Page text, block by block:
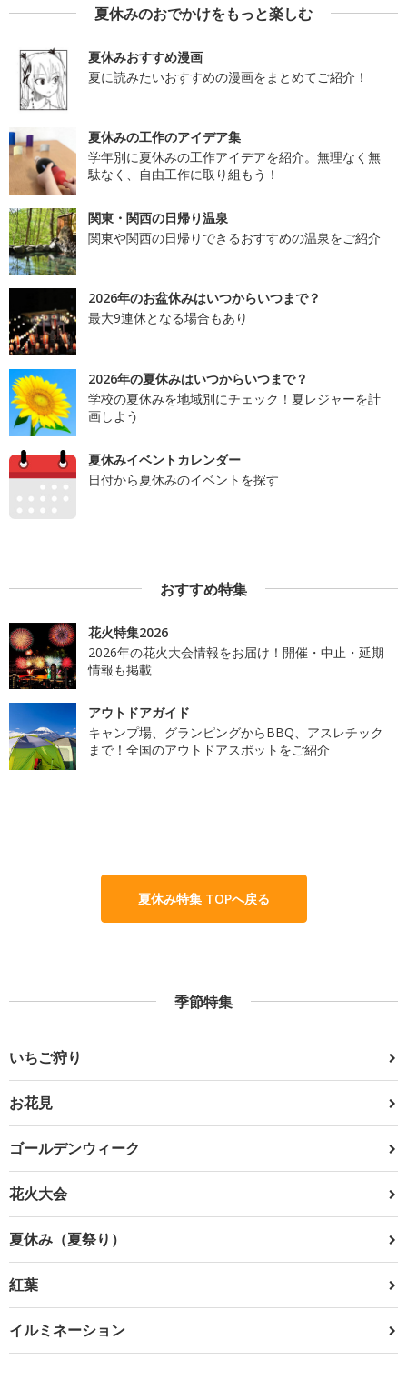
夏休みのおでかけをもっと楽しむ
夏休みおすすめ漫画
夏に読みたいおすすめの漫画をまとめてご紹介！
夏休みの工作のアイデア集
学年別に夏休みの工作アイデアを紹介。無理なく無
駄なく、自由工作に取り組もう！
関東・関西の日帰り温泉
関東や関西の日帰りできるおすすめの温泉をご紹介
2026年のお盆休みはいつからいつまで？
最大9連休となる場合もあり
2026年の夏休みはいつからいつまで？
学校の夏休みを地域別にチェック！夏レジャーを計
画しよう
夏休みイベントカレンダー
日付から夏休みのイベントを探す
おすすめ特集
花火特集2026
2026年の花火大会情報をお届け！開催・中止・延期
情報も掲載
アウトドアガイド
キャンプ場、グランピングからBBQ、アスレチック
まで！全国のアウトドアスポットをご紹介
夏休み特集 TOPへ戻る
季節特集
いちご狩り
お花見
ゴールデンウィーク
花火大会
夏休み（夏祭り）
紅葉
イルミネーション